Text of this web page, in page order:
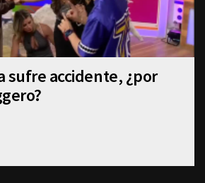
sufre accidente, ¿por